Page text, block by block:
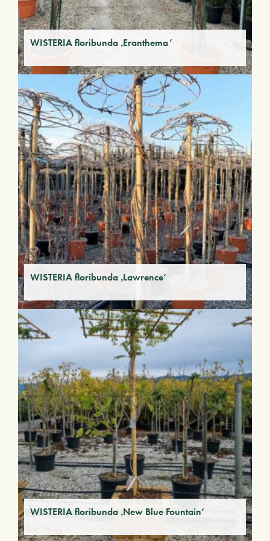
WISTERIA floribunda ‚Eranthema‘
WISTERIA floribunda ‚Lawrence‘
WISTERIA floribunda ‚New Blue Fountain‘